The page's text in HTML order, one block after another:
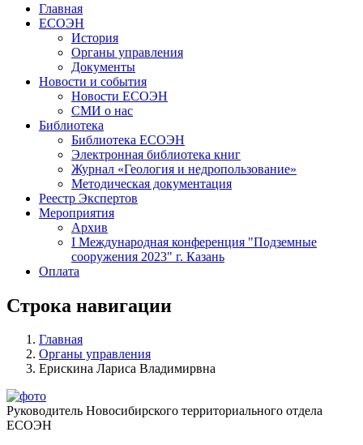
Главная
ЕСОЭН
История
Органы управления
Документы
Новости и события
Новости ЕСОЭН
СМИ о нас
Библиотека
Библиотека ЕСОЭН
Электронная библиотека книг
Журнал «Геология и недропользование»
Методическая документация
Реестр Экспертов
Мероприятия
Архив
I Международная конференция "Подземные
сооружения 2023" г. Казань
Оплата
Строка навигации
Главная
Органы управления
Ерискина Лариса Владимирвна
Руководитель Новосибирского территориального отдела
ЕСОЭН